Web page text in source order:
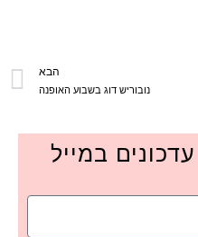
הבא
נובוריש דוג בשבוע האופנה
במייל